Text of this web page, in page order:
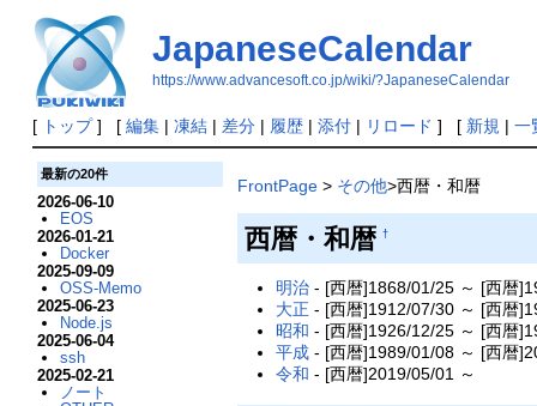
JapaneseCalendar
https://www.advancesoft.co.jp/wiki/?JapaneseCalendar
[ トップ] [ 編集| 凍結| 差分| 履歴| 添付| リロード ] [ 新規 | 一
FrontPage> その他>西暦・和暦
西暦・和暦 †
明治- [西暦]1868/01/25 ～ [西暦
大正 - [西暦]1912/07/30 ～ [西暦
昭和 - [西暦]1926/12/25 ～ [西暦
平成- [西暦]1989/01/08 ～ [西暦
令和 - [西暦]2019/05/01 ～
最新の20件
2026-06-10
EOS
2026-01-21
Docker
2025-09-09
OSS-Memo
2025-06-23
Node.js
2025-06-04
ssh
2025-02-21
ノート